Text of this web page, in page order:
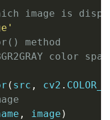
image is
method
color
( src , cv2 .
, image )